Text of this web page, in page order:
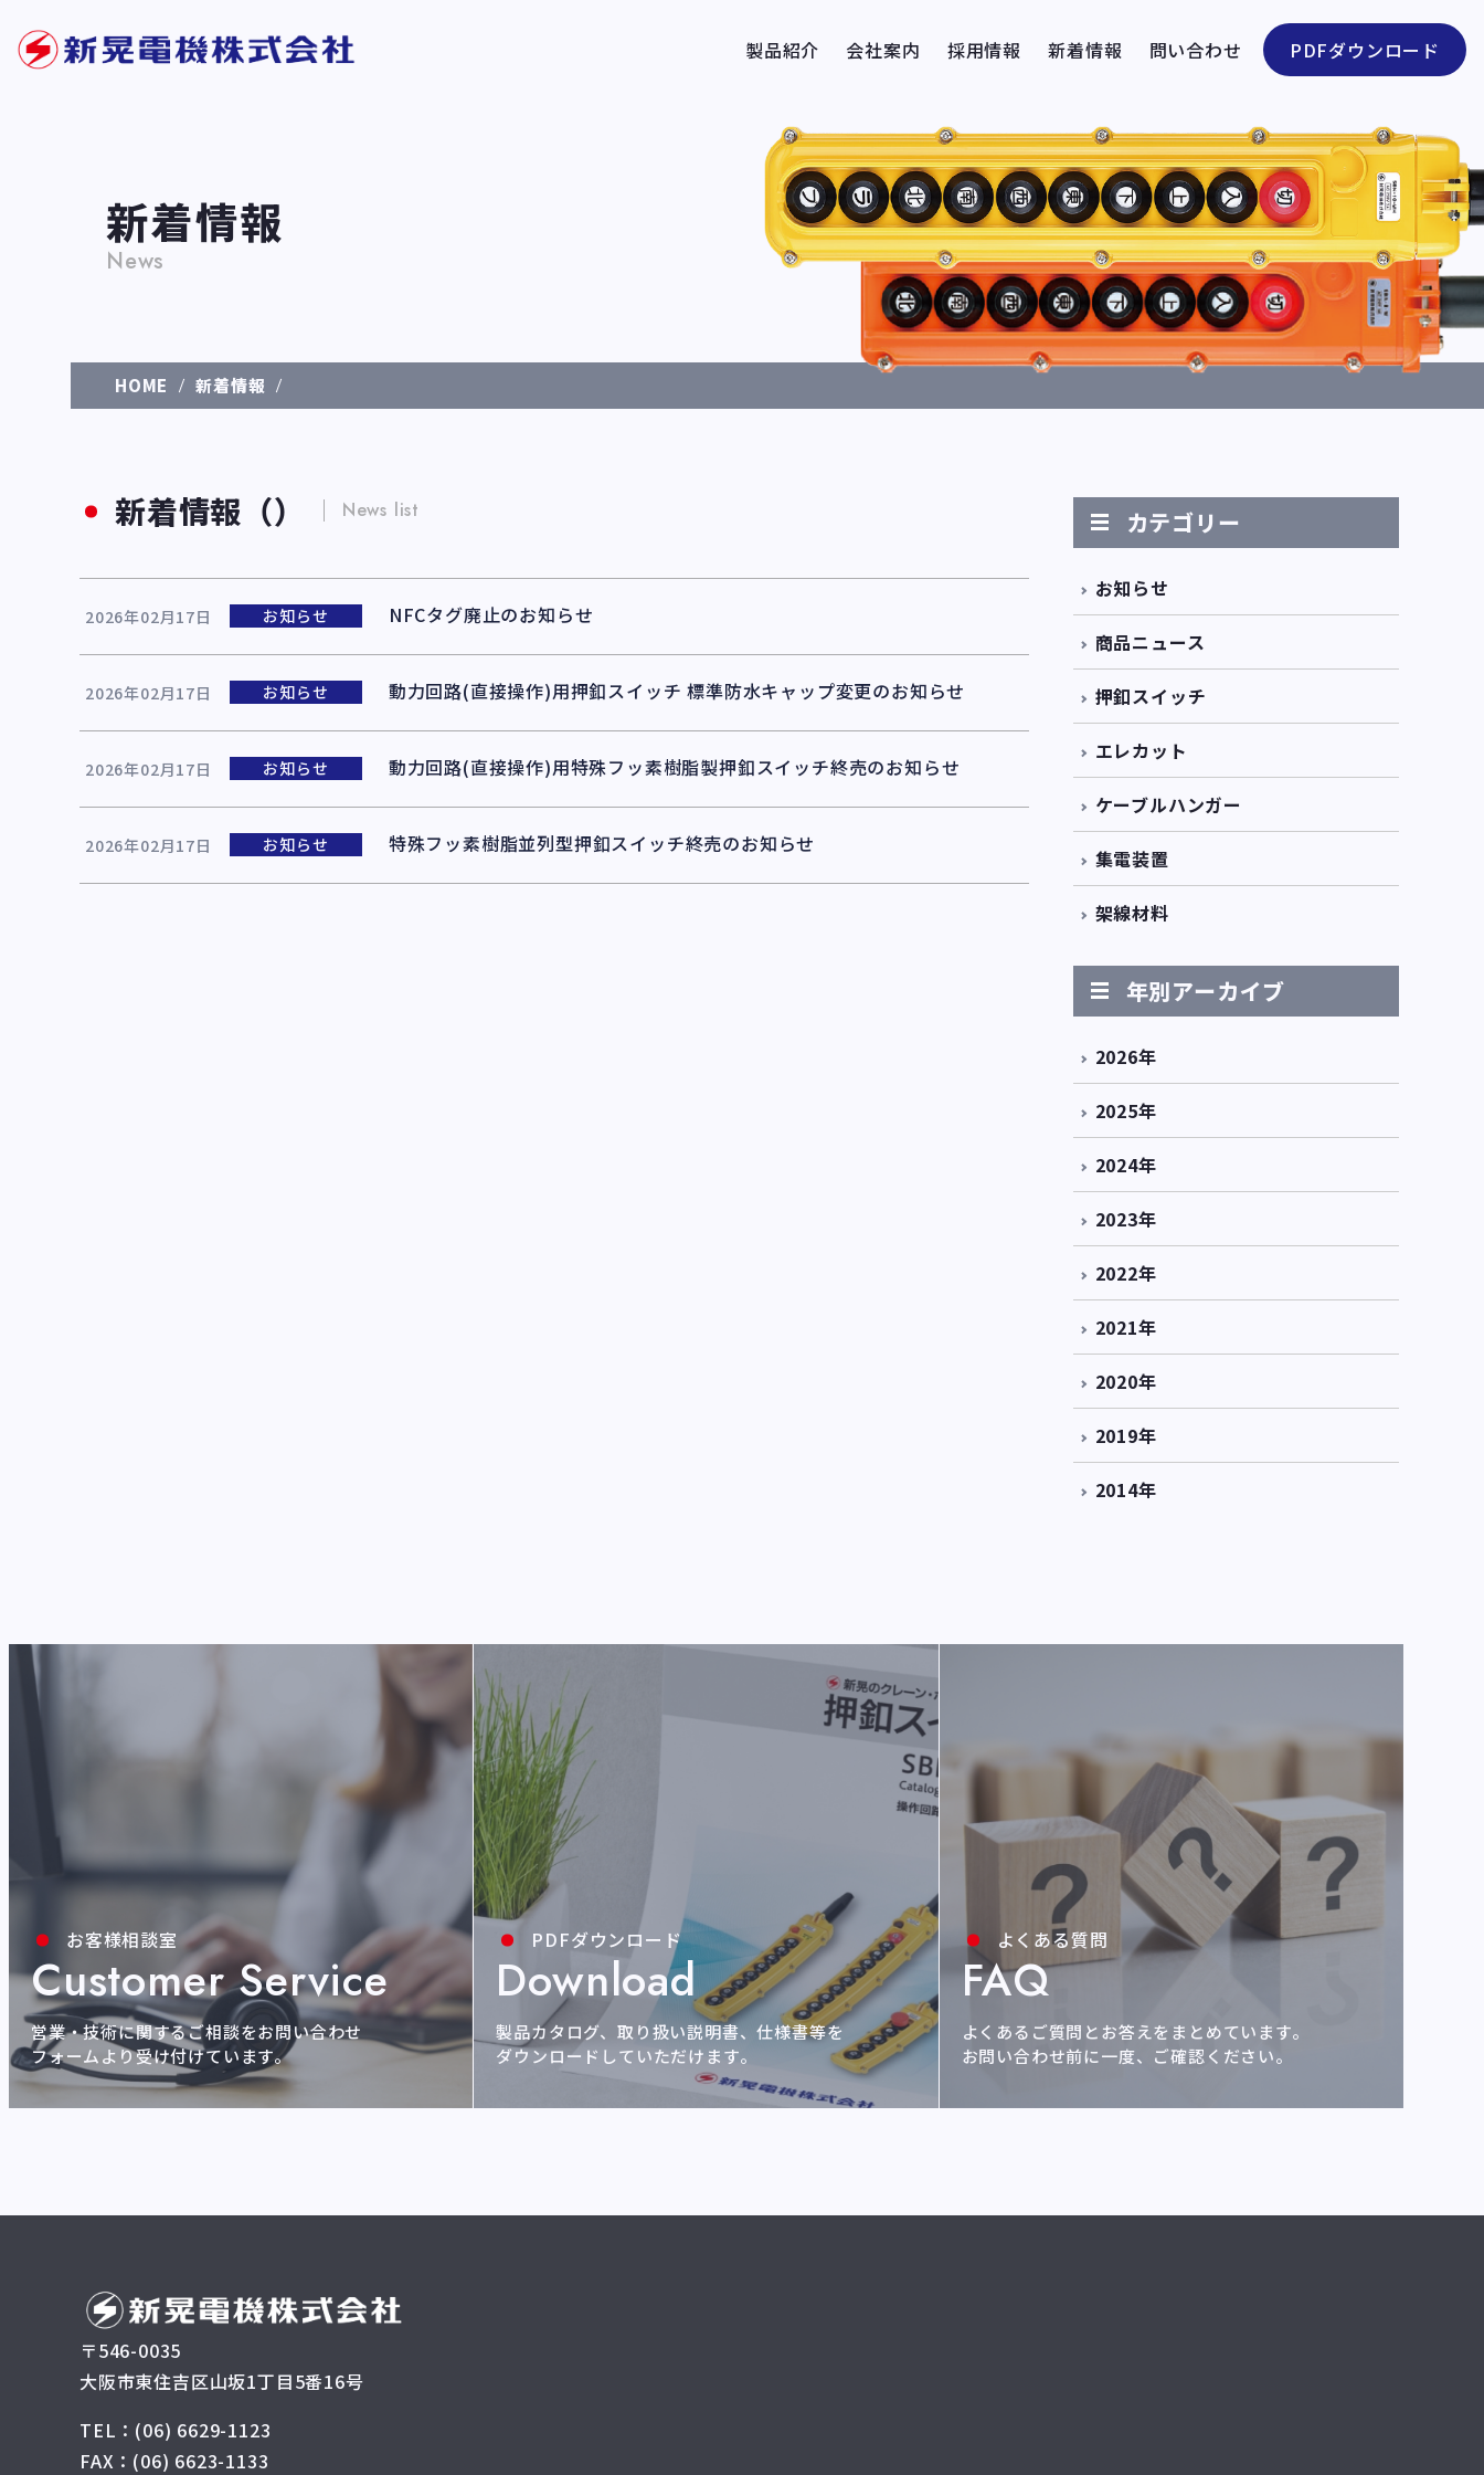
製品紹介
エレカット
SDMレールシステム
ケーブルハンガー
会社案内 採用情報 新着情報 問い合わせ PDFダウンロード
新着情報
News
HOME 新着情報
新着情報（） News list
2026年02月17日 お知らせ NFCタグ廃止のお知らせ
2026年02月17日 お知らせ 動力回路(直接操作)用押釦スイッチ 標準防水キャップ変更のお知らせ
2026年02月17日 お知らせ 動力回路(直接操作)用特殊フッ素樹脂製押釦スイッチ終売のお知らせ
2026年02月17日 お知らせ 特殊フッ素樹脂並列型押釦スイッチ終売のお知らせ
カテゴリー
お知らせ
商品ニュース
押釦スイッチ
エレカット
ケーブルハンガー
集電装置
架線材料
年別アーカイブ
2026年
2025年
2024年
2023年
2022年
2021年
2020年
2019年
2014年
お客様相談室
Customer Service
営業・技術に関するご相談をお問い合わせ
フォームより受け付けています。
PDFダウンロード
Download
製品カタログ、取り扱い説明書、仕様書等を
ダウンロードしていただけます。
よくある質問
FAQ
よくあるご質問とお答えをまとめています。
お問い合わせ前に一度、ご確認ください。
〒546-0035
大阪市東住吉区山坂1丁目5番16号
TEL：(06) 6629-1123
FAX：(06) 6623-1133